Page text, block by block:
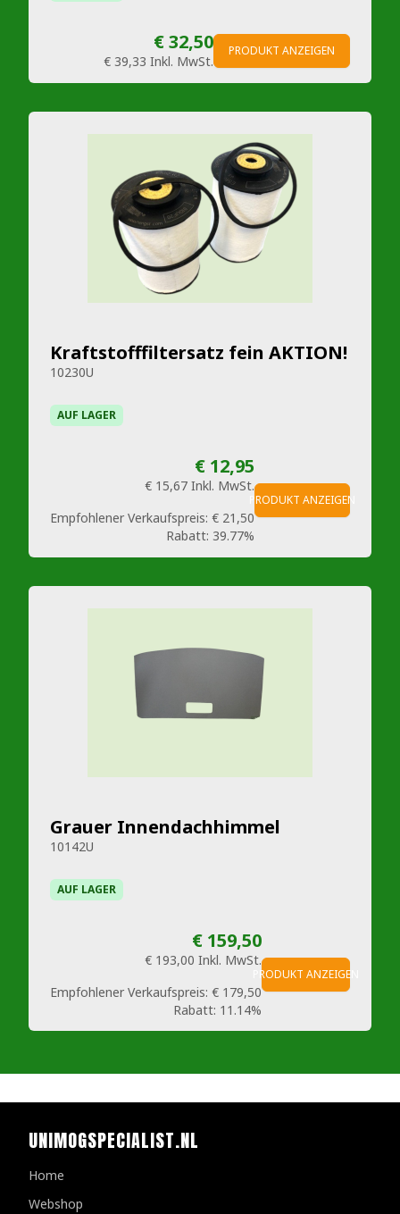
€ 32,50
€ 39,33 Inkl. MwSt.
PRODUKT ANZEIGEN
Kraftstofffiltersatz fein AKTION!
10230U
AUF LAGER
€ 12,95
€ 15,67 Inkl. MwSt.
Empfohlener Verkaufspreis: € 21,50
Rabatt: 39.77%
PRODUKT ANZEIGEN
Grauer Innendachhimmel
10142U
AUF LAGER
€ 159,50
€ 193,00 Inkl. MwSt.
Empfohlener Verkaufspreis: € 179,50
Rabatt: 11.14%
PRODUKT ANZEIGEN
UNIMOGSPECIALIST.NL
Home
Webshop